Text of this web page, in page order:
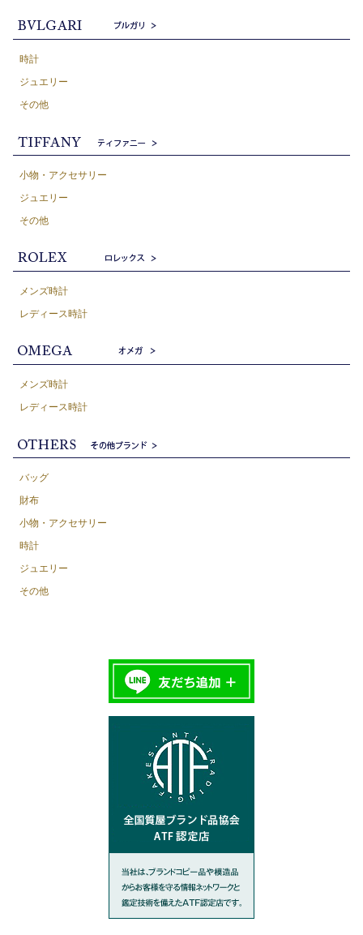
時計
ジュエリー
その他
小物・アクセサリー
ジュエリー
その他
メンズ時計
レディース時計
メンズ時計
レディース時計
バッグ
財布
小物・アクセサリー
時計
ジュエリー
その他